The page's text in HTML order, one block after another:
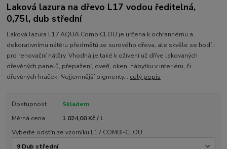
Laková lazura na dřevo L17 vodou ředitelná,
0,75l, dub střední
Laková lazura L17 AQUA CombiCLOU je určena k ochrannému a
dekorativnímu nátěru předmětů ze surového dřeva, ale skvěle se hodí i
pro renovační nátěry. Vhodná je také k oživení už dříve lakovaných
dřevěných panelů, přepažení, dveří, oken, nábytku v interiéru, či
dřevěných hraček. Nejjemnější pigmenty... celý popis
Dostupnost
Skladem
Měrná cena
1 024,00 Kč / l
Vyberte odstín ze vzorníku L17 COMBI-CLOU